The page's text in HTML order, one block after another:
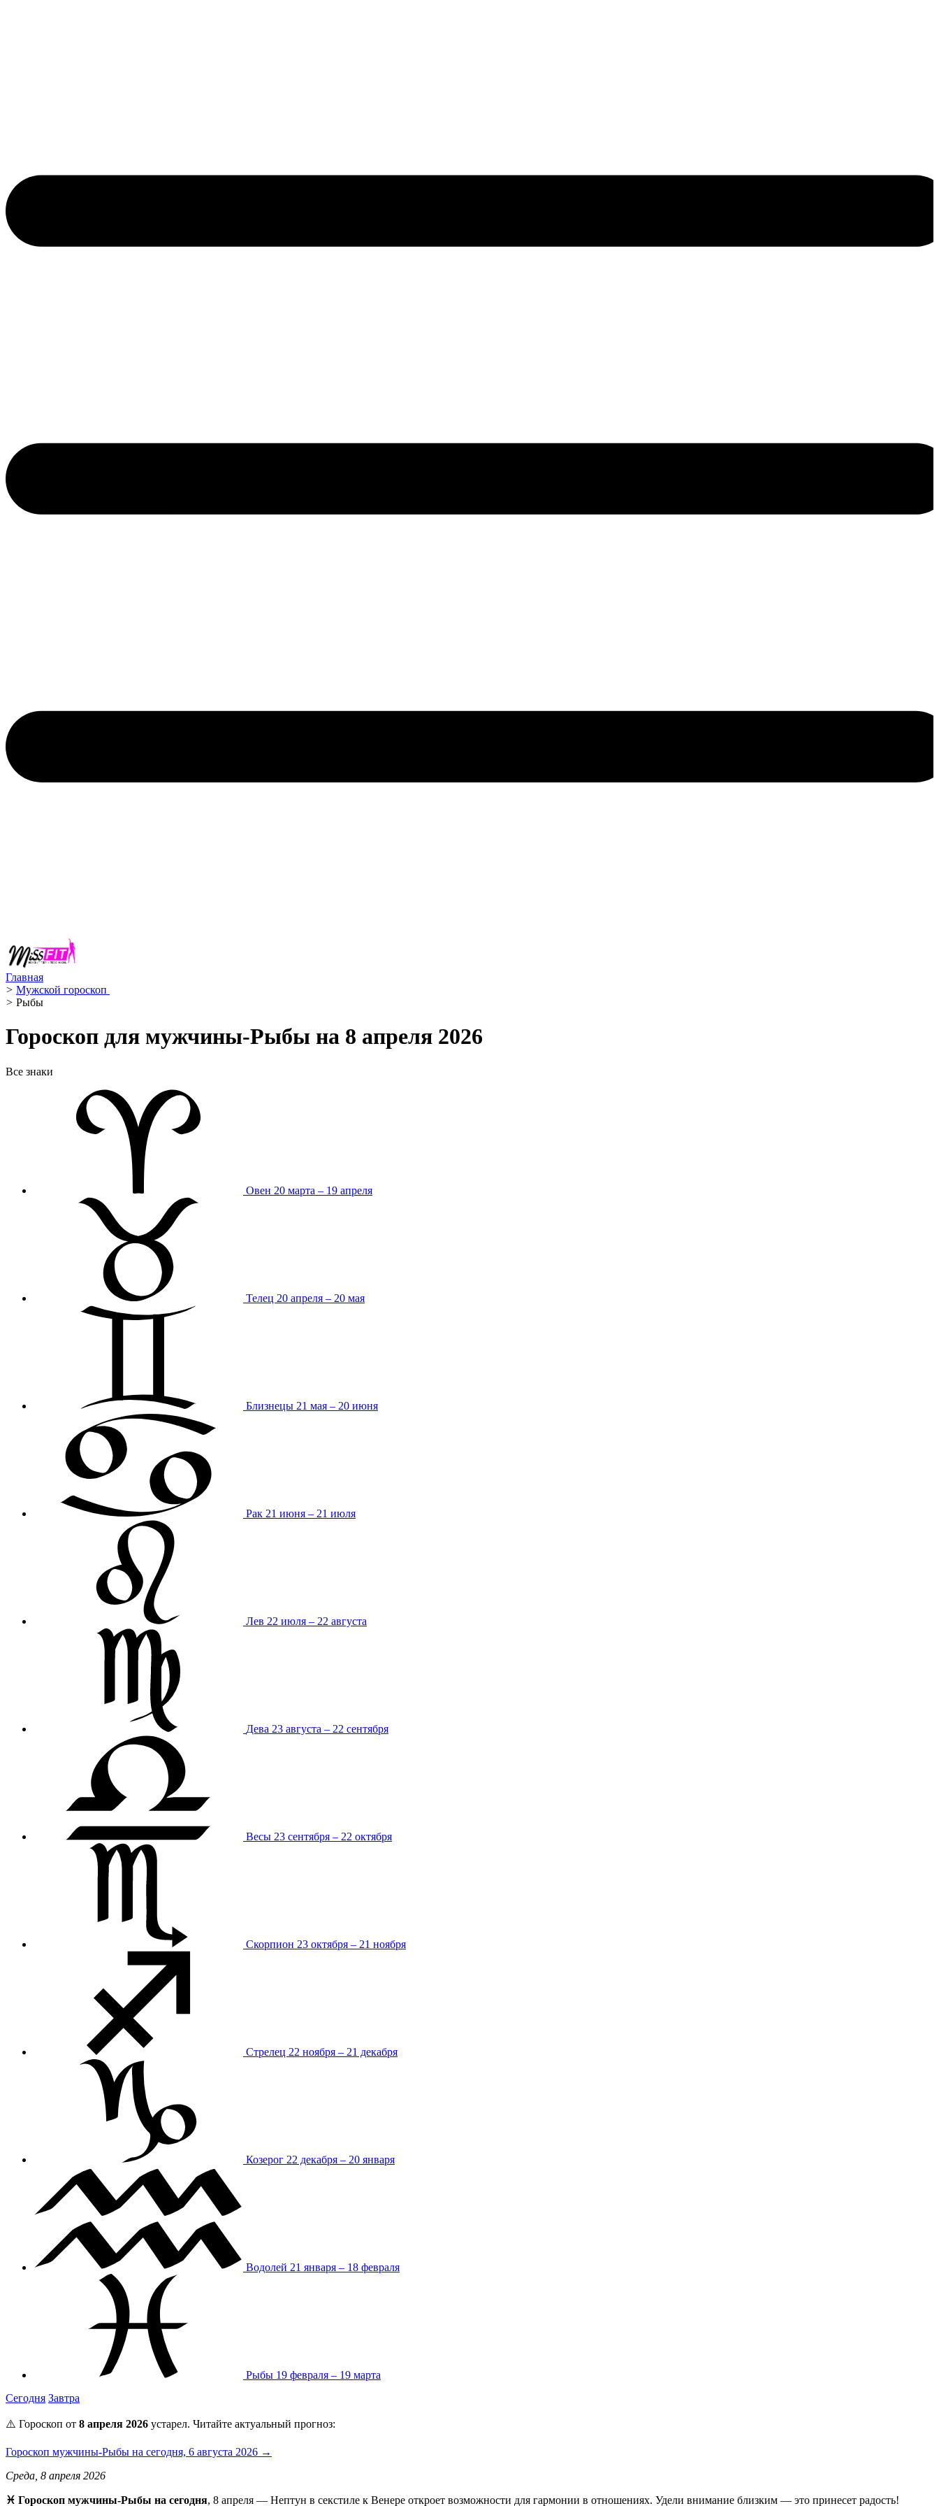
Главная
> Мужской гороскоп ️
> Рыбы ️
Гороскоп для мужчины-Рыбы на 8 апреля 2026
Все знаки
Овен 20 марта – 19 апреля
Телец 20 апреля – 20 мая
Близнецы 21 мая – 20 июня
Рак 21 июня – 21 июля
Лев 22 июля – 22 августа
Дева 23 августа – 22 сентября
Весы 23 сентября – 22 октября
Скорпион 23 октября – 21 ноября
Стрелец 22 ноября – 21 декабря
Козерог 22 декабря – 20 января
Водолей 21 января – 18 февраля
Рыбы 19 февраля – 19 марта
Сегодня Завтра
⚠️ Гороскоп от 8 апреля 2026 устарел. Читайте актуальный прогноз:
Гороскоп мужчины-Рыбы на сегодня, 6 августа 2026 →
Среда, 8 апреля 2026
♓️ Гороскоп мужчины-Рыбы на сегодня, 8 апреля — Нептун в секстиле к Венере откроет возможности для гармонии в отношениях. Удели внимание близким — это принесет радость!